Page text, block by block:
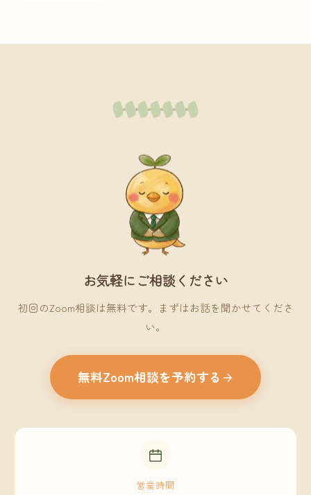
お気軽にご相談ください
初回のZoom相談は無料です。まずはお話を聞かせてくださ
い。
無料Zoom相談を予約する
営業時間